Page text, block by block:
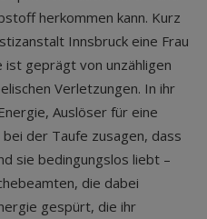
herkommen kann. Kurz
Innsbruck eine Frau
geprägt von unzähligen
Verletzungen. In ihr
Auslöser für eine
der Taufe zusagen, dass
sie bedingungslos liebt –
die dabei
gespürt, die ihr